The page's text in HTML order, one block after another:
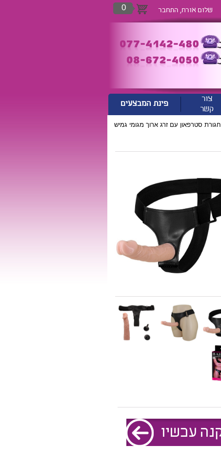
שלום אורח, התחבר 0
צור
קשר
פינת המבצעים
חגורת סטרפאון עם זרג ארוך מגומי גמיש